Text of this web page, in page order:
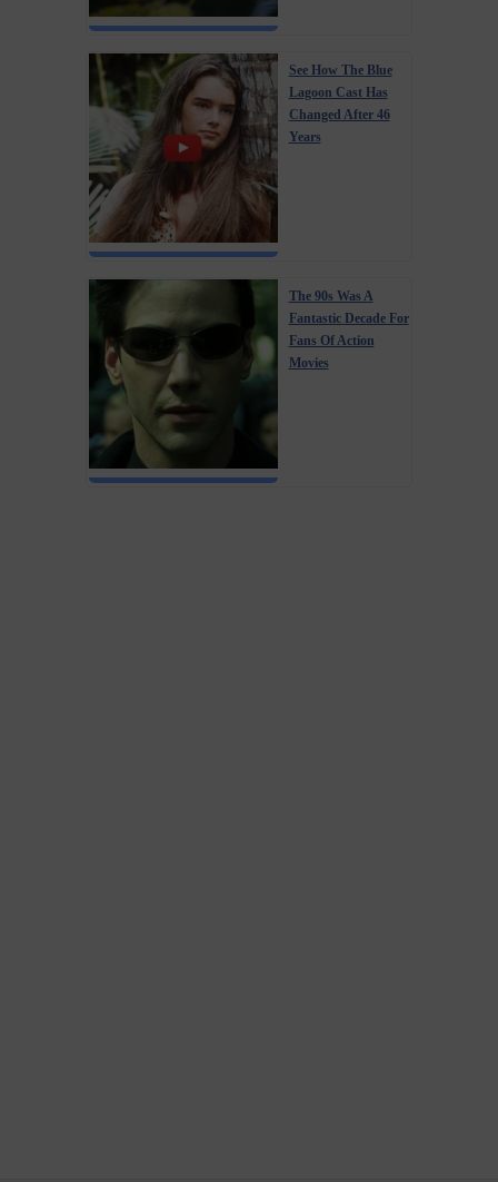
See How The Blue
Lagoon Cast Has
Changed After 46
Years
The 90s Was A
Fantastic Decade For
Fans Of Action
Movies